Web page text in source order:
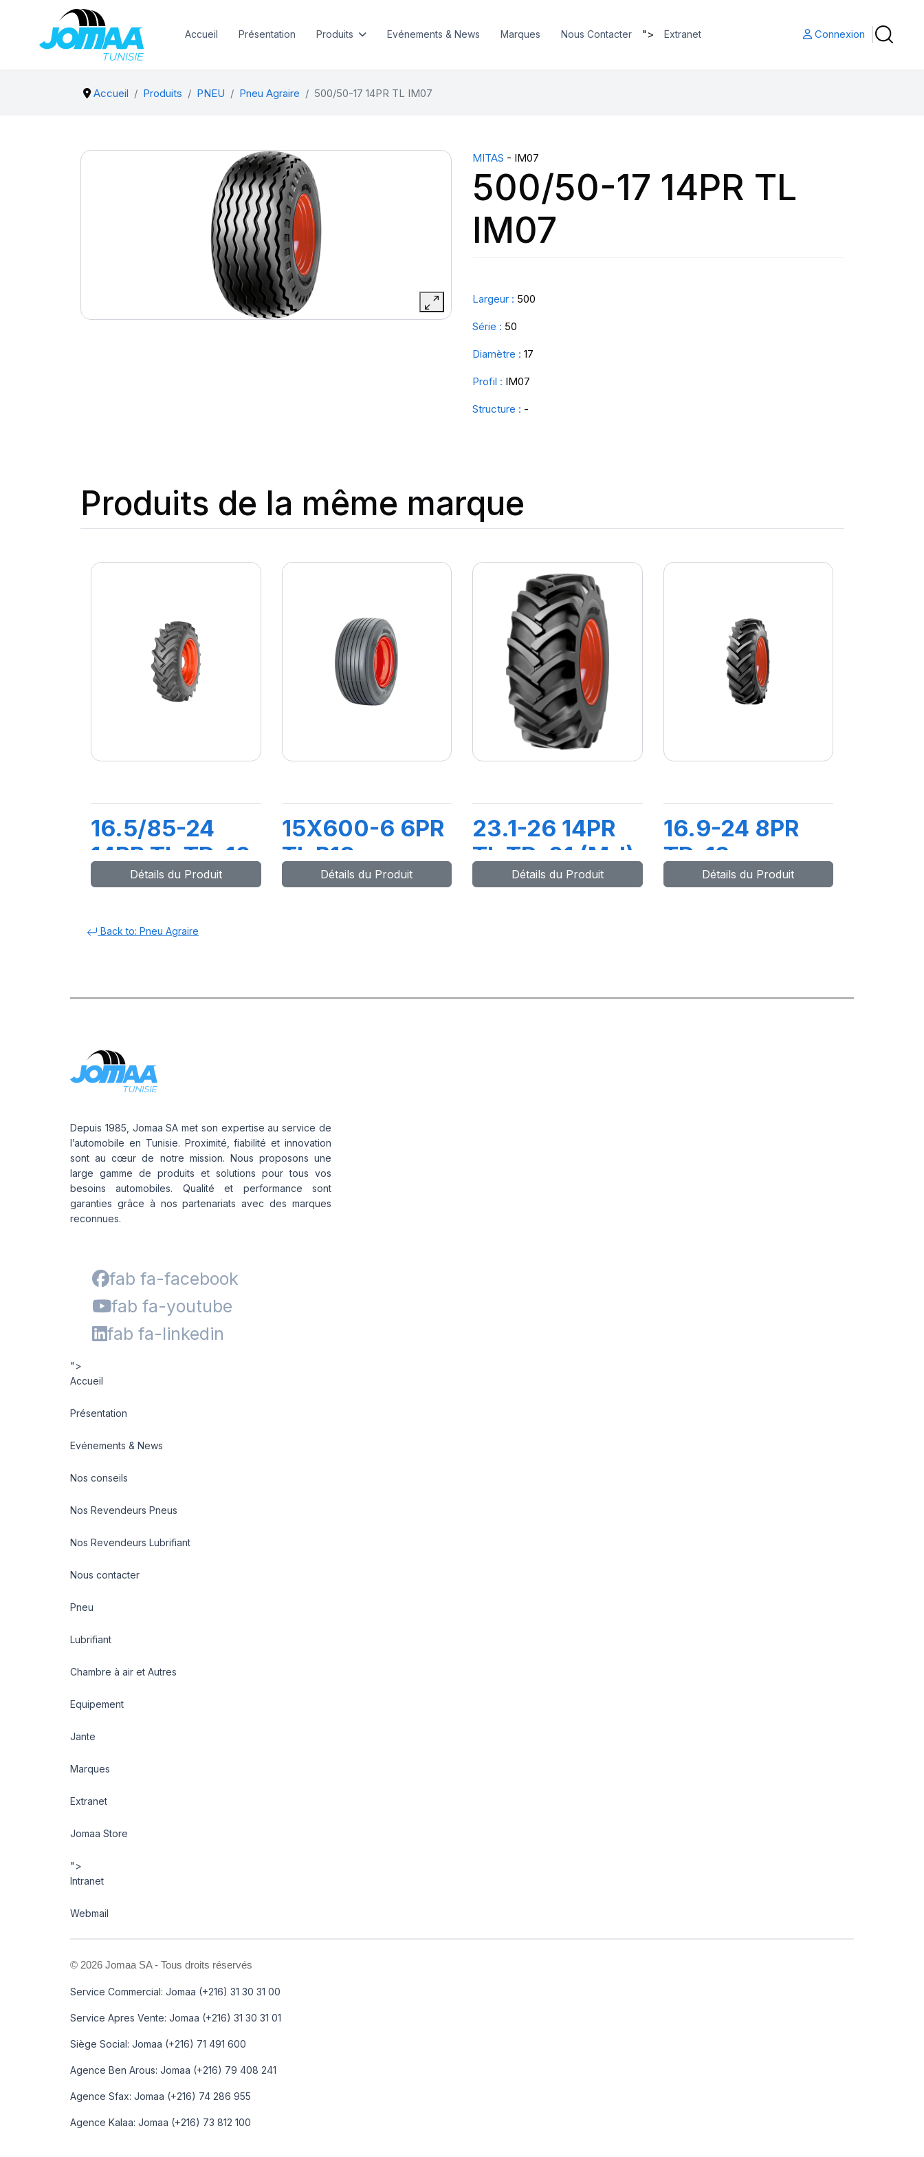
Accueil Présentation Produits Evénements & News Marques Nous Contacter "> Extranet Connexion
Accueil Produits PNEU Pneu Agraire 500/50-17 14PR TL IM07
MITAS - IM07
500/50-17 14PR TL
IM07
Largeur : 500
Série : 50
Diamètre : 17
Profil : IM07
Structure : -
Produits de la même marque
16.5/85-24
14PR TL TD-10
Détails du Produit
15X600-6 6PR
TL B19
Détails du Produit
23.1-26 14PR
TL TD-01 (M-I)
Détails du Produit
16.9-24 8PR
TD-13
Détails du Produit
Back to: Pneu Agraire
Depuis 1985, Jomaa SA met son expertise au service de
l’automobile en Tunisie. Proximité, fiabilité et innovation
sont au cœur de notre mission. Nous proposons une
large gamme de produits et solutions pour tous vos
besoins automobiles. Qualité et performance sont
garanties grâce à nos partenariats avec des marques
reconnues.
fab fa-facebook
fab fa-youtube
fab fa-linkedin
">
Accueil
Présentation
Evénements & News
Nos conseils
Nos Revendeurs Pneus
Nos Revendeurs Lubrifiant
Nous contacter
Pneu
Lubrifiant
Chambre à air et Autres
Equipement
Jante
Marques
Extranet
Jomaa Store
">
Intranet
Webmail
© 2026 Jomaa SA - Tous droits réservés
Service Commercial: Jomaa (+216) 31 30 31 00
Service Apres Vente: Jomaa (+216) 31 30 31 01
Siège Social: Jomaa (+216) 71 491 600
Agence Ben Arous: Jomaa (+216) 79 408 241
Agence Sfax: Jomaa (+216) 74 286 955
Agence Kalaa: Jomaa (+216) 73 812 100